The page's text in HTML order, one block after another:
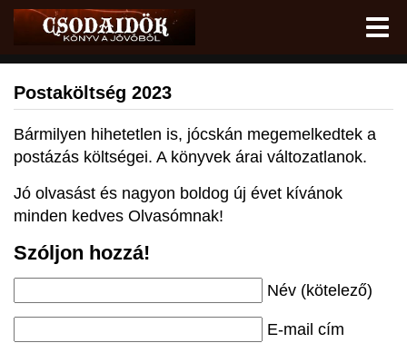
Postaköltség 2023
Bármilyen hihetetlen is, jócskán megemelkedtek a
postázás költségei. A könyvek árai változatlanok.
Jó olvasást és nagyon boldog új évet kívánok
minden kedves Olvasómnak!
Szóljon hozzá!
Név (kötelező)
E-mail cím